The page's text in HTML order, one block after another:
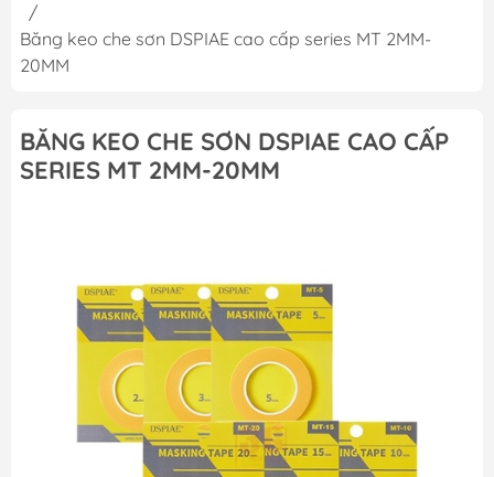
/
Băng keo che sơn DSPIAE cao cấp series MT 2MM-
20MM
BĂNG KEO CHE SƠN DSPIAE CAO CẤP
SERIES MT 2MM-20MM